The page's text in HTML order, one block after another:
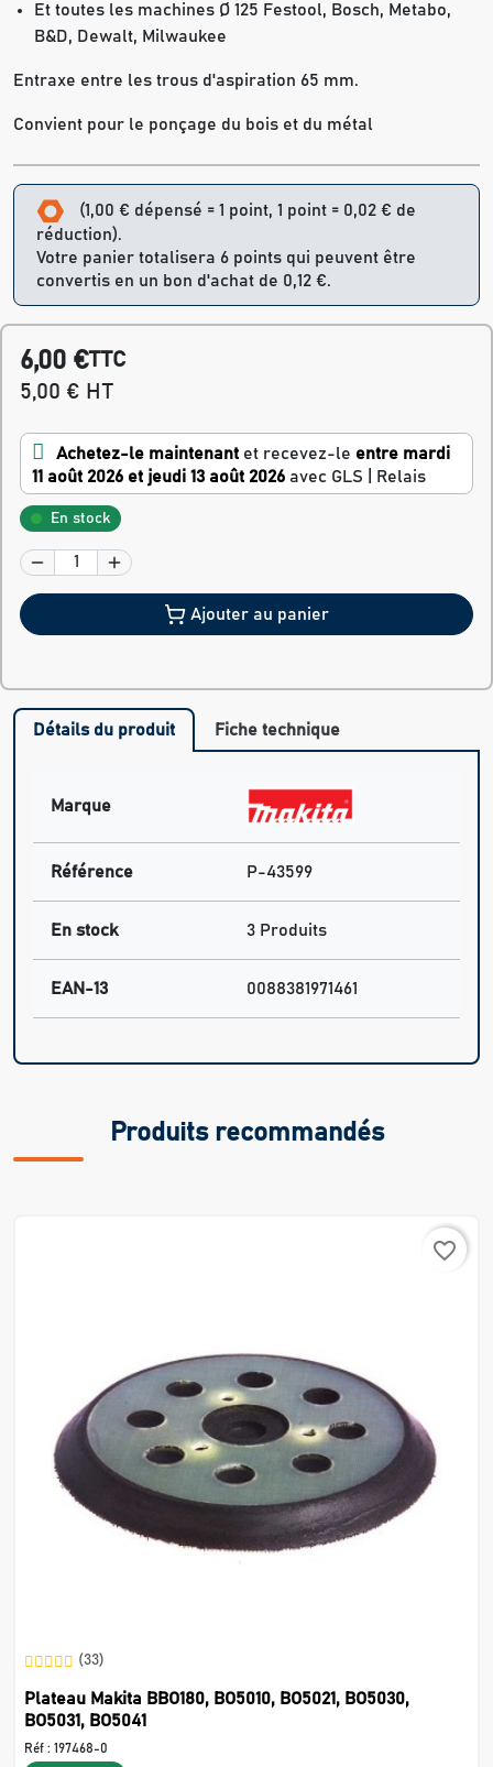
Et toutes les machines Ø 125 Festool, Bosch, Metabo,
B&D, Dewalt, Milwaukee
Entraxe entre les trous d'aspiration 65 mm.
Convient pour le ponçage du bois et du métal
(1,00 € dépensé = 1 point, 1 point = 0,02 € de
réduction).
Votre panier totalisera 6 points qui peuvent être
convertis en un bon d'achat de 0,12 €.
6,00 €TTC
5,00 € HT
Achetez-le maintenant et recevez-le entre mardi
11 août 2026 et jeudi 13 août 2026 avec GLS | Relais
En stock
Ajouter au panier
Détails du produit Fiche technique
Marque
Référence P-43599
En stock 3 Produits
EAN-13 0088381971461
Produits recommandés
favorite_border
(33)
Plateau Makita BBO180, BO5010, BO5021, BO5030,
BO5031, BO5041
Réf : 197468-0